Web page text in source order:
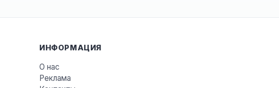
ИНФОРМАЦИЯ
О нас
Реклама